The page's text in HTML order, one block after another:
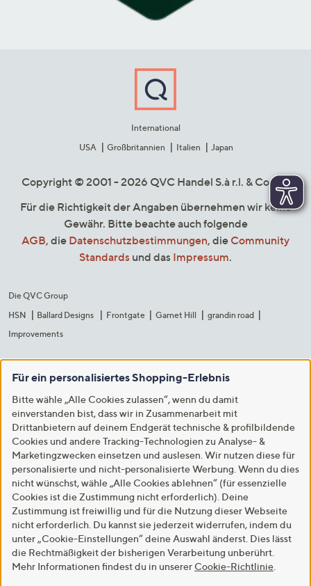
International
USA
Großbritannien Italien Japan
Copyright © 2001 - 2026 QVC Handel S.à r.l. & Co. KG
Für die Richtigkeit der Angaben übernehmen wir keine
Gewähr. Bitte beachte auch folgende
AGB, die Datenschutzbestimmungen, die Community
Standards und das Impressum.
Die QVC Group
HSN
Ballard Designs Frontgate Garnet Hill
grandin road
Improvements
Für ein personalisiertes Shopping-Erlebnis
Bitte wähle „Alle Cookies zulassen“, wenn du damit
einverstanden bist, dass wir in Zusammenarbeit mit
Drittanbietern auf deinem Endgerät technische & profilbildende
Cookies und andere Tracking-Technologien zu Analyse- &
Marketingzwecken einsetzen und auslesen. Wir nutzen diese für
personalisierte und nicht-personalisierte Werbung. Wenn du dies
nicht wünschst, wähle „Alle Cookies ablehnen“ (für essenzielle
Cookies ist die Zustimmung nicht erforderlich). Deine
Zustimmung ist freiwillig und für die Nutzung dieser Webseite
nicht erforderlich. Du kannst sie jederzeit widerrufen, indem du
unter „Cookie-Einstellungen“ deine Auswahl änderst. Dies lässt
die Rechtmäßigkeit der bisherigen Verarbeitung unberührt.
Mehr Informationen findest du in unserer Cookie-Richtlinie